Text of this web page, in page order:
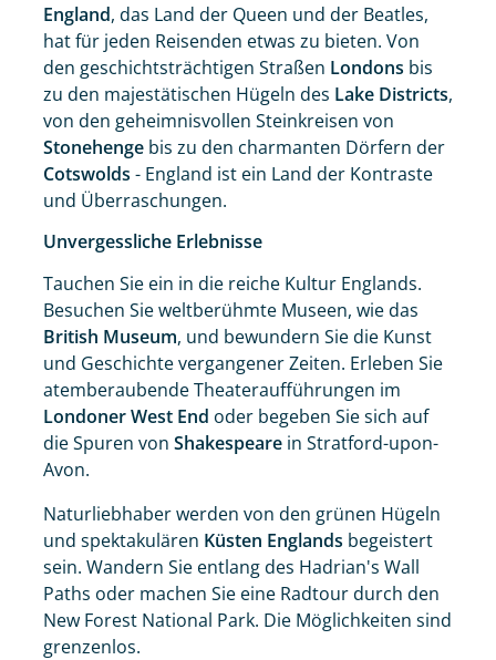
England, das Land der Queen und der Beatles,
hat für jeden Reisenden etwas zu bieten. Von
den geschichtsträchtigen Straßen Londons bis
zu den majestätischen Hügeln des Lake Districts,
von den geheimnisvollen Steinkreisen von
Stonehenge bis zu den charmanten Dörfern der
Cotswolds - England ist ein Land der Kontraste
und Überraschungen.
Unvergessliche Erlebnisse
Tauchen Sie ein in die reiche Kultur Englands.
Besuchen Sie weltberühmte Museen, wie das
British Museum, und bewundern Sie die Kunst
und Geschichte vergangener Zeiten. Erleben Sie
atemberaubende Theateraufführungen im
Londoner West End oder begeben Sie sich auf
die Spuren von Shakespeare in Stratford-upon-
Avon.
Naturliebhaber werden von den grünen Hügeln
und spektakulären Küsten Englands begeistert
sein. Wandern Sie entlang des Hadrian's Wall
Paths oder machen Sie eine Radtour durch den
New Forest National Park. Die Möglichkeiten sind
grenzenlos.